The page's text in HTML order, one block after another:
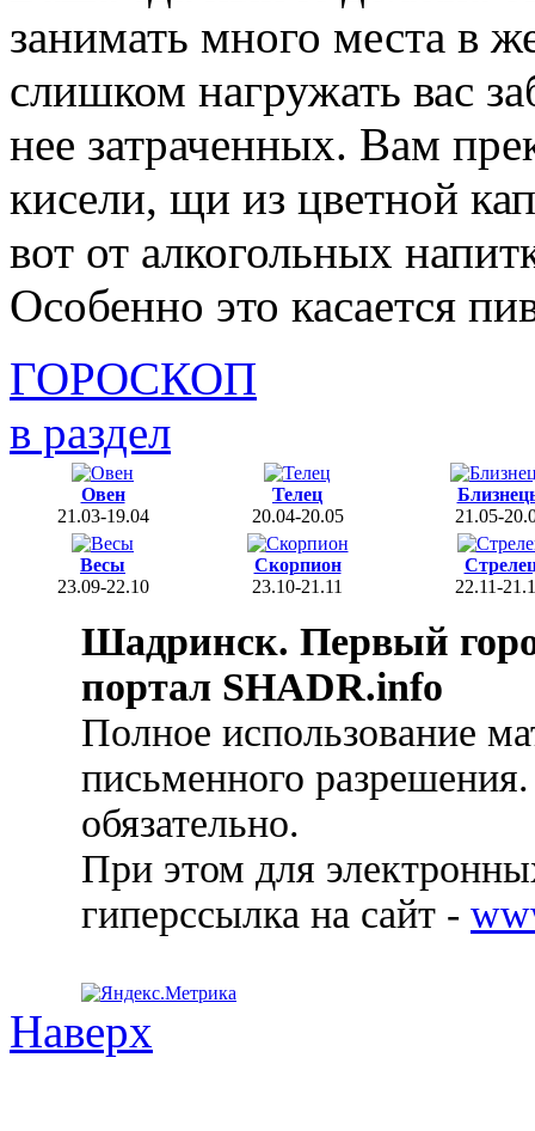
занимать много места в
слишком нагружать вас
нее затраченных. Вам
кисели, щи из цветной
вот от алкогольных
Особенно это касается
ГОРОСКОП
в раздел
Овен
21.03-19.04
Телец
20.04-20.05
21.05-
Весы
23.09-22.10
Скорпион
23.10-21.11
22.11-
Шадринск. Первый
портал SHADR.info
Полное использование
письменного
обязательно.
При этом для
гиперссылка на сайт -
Наверх